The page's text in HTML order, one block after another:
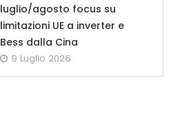
luglio/agosto focus su
limitazioni UE a inverter e
Bess dalla Cina
9 Luglio 2026